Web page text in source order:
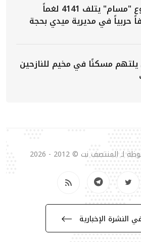
مشروع "مسام" يتلف 4141 لغماً
حربياً في مديرية ميدي بحجة
مسكنًا في مخيم للنازحين
المنتصف نت © 2012 - 2026
النشرة الإخبارية